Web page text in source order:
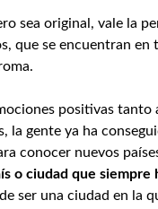
sea original, vale la
que se encuentran en
positivas
la gente ya ha
conocer nuevos
o ciudad que siempre
ser una ciudad en la